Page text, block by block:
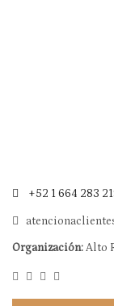
+52 1 664 283
Organización:Alto